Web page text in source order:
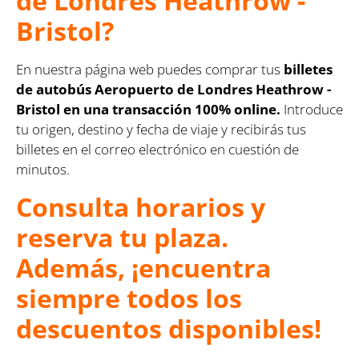
Bristol?
En nuestra página web puedes comprar tus billetes
de autobús Aeropuerto de Londres Heathrow -
Bristol en una transacción 100% online. Introduce
tu origen, destino y fecha de viaje y recibirás tus
billetes en el correo electrónico en cuestión de
minutos.
Consulta horarios y
reserva tu plaza.
Además, ¡encuentra
siempre todos los
descuentos disponibles!